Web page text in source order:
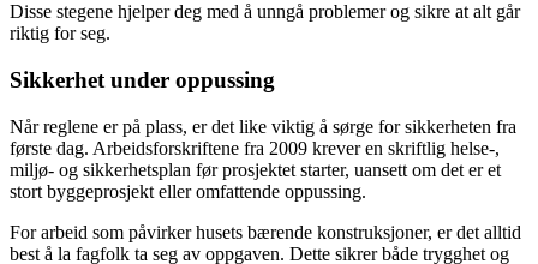
Disse stegene hjelper deg med å unngå problemer og sikre at alt går
riktig for seg.
Sikkerhet under oppussing
Når reglene er på plass, er det like viktig å sørge for sikkerheten fra
første dag. Arbeidsforskriftene fra 2009 krever en skriftlig helse-,
miljø- og sikkerhetsplan før prosjektet starter, uansett om det er et
stort byggeprosjekt eller omfattende oppussing.
For arbeid som påvirker husets bærende konstruksjoner, er det alltid
best å la fagfolk ta seg av oppgaven. Dette sikrer både trygghet og